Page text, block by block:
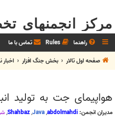
مرکز انجمنهای
راهنما Rules تماس با ما
صفحه اول تالار
بخش جنگ افزار
هواپیمای جت به تولید
مدیران انجمن: abdolmahdi
,
Java
,
Shahbaz
,